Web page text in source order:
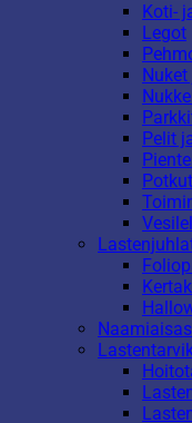
Koti-
Legot
Pelit